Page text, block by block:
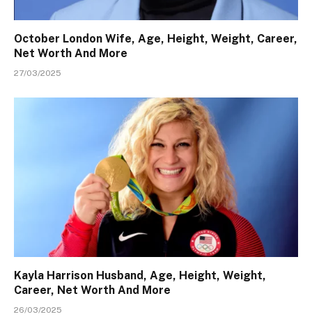
October London Wife, Age, Height, Weight, Career,
Net Worth And More
27/03/2025
Kayla Harrison Husband, Age, Height, Weight,
Career, Net Worth And More
26/03/2025